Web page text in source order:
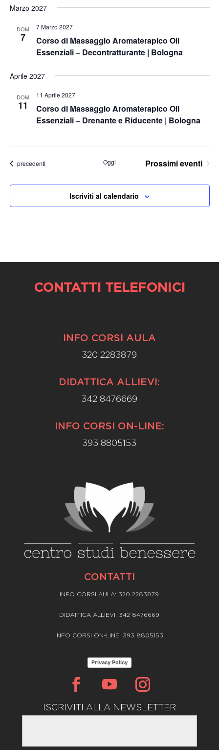
Marzo 2027
DOM
7
Corso di Massaggio Aromaterapico Oli
Essenziali – Decontratturante | Bologna
7 Marzo 2027
Aprile 2027
DOM
11
Corso di Massaggio Aromaterapico Oli
Essenziali – Drenante e Riducente | Bologna
11 Aprile 2027
Eventi
precedenti Oggi Prossimi eventi
Iscriviti al calendario
CONTATTI TELEFONICI
INFO CORSI AULA
320 2283879
DIDATTICA ALLIEVI:
342 8476669
INFO CORSI ON-LINE:
393 8805153
CONTATTI
INFO CORSI AULA: 320 2283879
DIDATTICA ALLIEVI: 342 8476669
INFO CORSI ON-LINE: 393 8805153
Privacy Policy
ISCRIVITI ALLA NEWSLETTER